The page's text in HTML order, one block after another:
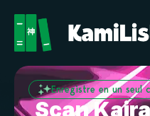
Enregistre en un seul
Scan